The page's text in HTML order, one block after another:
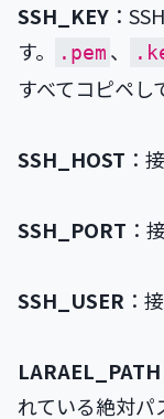
SSH_KEY ：
す。
.pem 、
すべてコピペし
SSH_HOST ：
SSH_PORT ：
SSH_USER ：
LARAEL_PATH
れている絶対パ